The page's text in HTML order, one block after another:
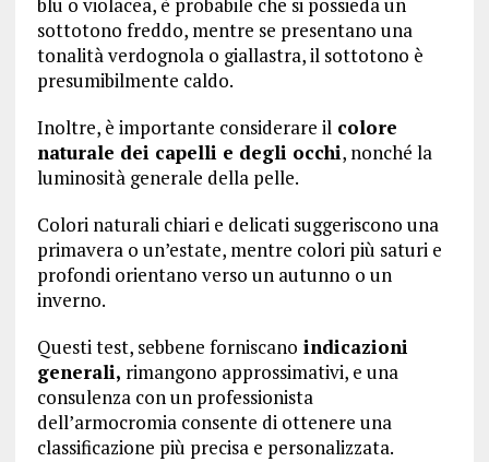
blu o violacea, è probabile che si possieda un
sottotono freddo, mentre se presentano una
tonalità verdognola o giallastra, il sottotono è
presumibilmente caldo.
Inoltre, è importante considerare ilcolore
naturale dei capelli e degli occhi, nonché la
luminosità generale della pelle.
Colori naturali chiari e delicati suggeriscono una
primavera o un’estate, mentre colori più saturi e
profondi orientano verso un autunno o un
inverno.
Questi test, sebbene forniscano indicazioni
generali, rimangono approssimativi, e una
consulenza con un professionista
dell’armocromia consente di ottenere una
classificazione più precisa e personalizzata.